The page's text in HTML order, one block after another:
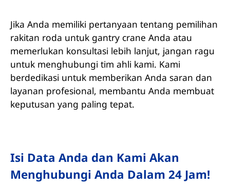
Jika Anda memiliki pertanyaan tentang pemilihan
rakitan roda untuk gantry crane Anda atau
memerlukan konsultasi lebih lanjut, jangan ragu
untuk menghubungi tim ahli kami. Kami
berdedikasi untuk memberikan Anda saran dan
layanan profesional, membantu Anda membuat
keputusan yang paling tepat.
Isi Data Anda dan Kami Akan
Menghubungi Anda Dalam 24 Jam!